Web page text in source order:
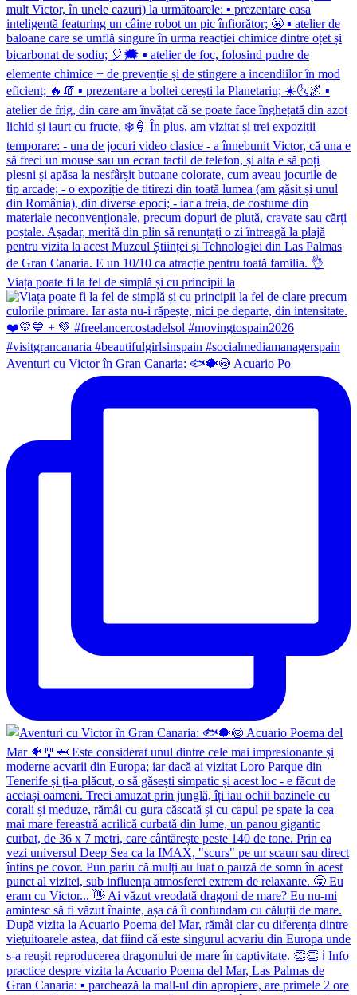
Viața poate fi la fel de simplă și cu principii la
Aventuri cu Victor în Gran Canaria: 🐟🐡🍥 Acuario Po